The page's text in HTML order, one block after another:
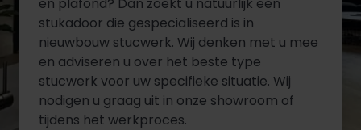
stukadoor die gespecialiseerd is in
nieuwbouw stucwerk. Wij denken met u mee
en adviseren u over het beste type
stucwerk voor uw specifieke situatie. Wij
nodigen u graag uit in onze showroom of
tijdens het werkproces.